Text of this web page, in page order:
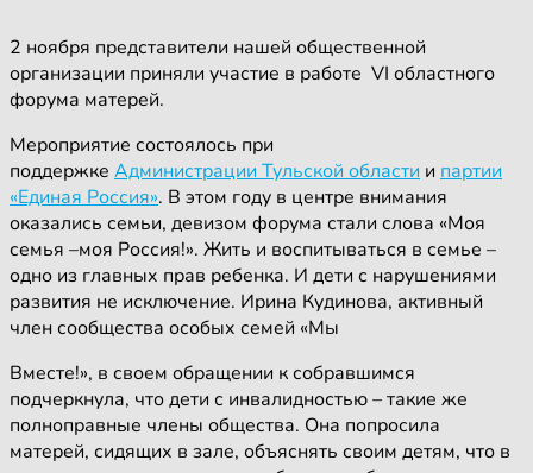
2 ноября представители нашей общественной
организации приняли участие в работе VI областного
форума матерей.
Мероприятие состоялось при
поддержке Администрации Тульской области и партии
«Единая Россия». В этом году в центре внимания
оказались семьи, девизом форума стали слова «Моя
семья –моя Россия!». Жить и воспитываться в семье –
одно из главных прав ребенка. И дети с нарушениями
развития не исключение. Ирина Кудинова, активный
член сообщества особых семей «Мы
Вместе!», в своем обращении к собравшимся
подчеркнула, что дети с инвалидностью – такие же
полноправные члены общества. Она попросила
матерей, сидящих в зале, объяснять своим детям, что в